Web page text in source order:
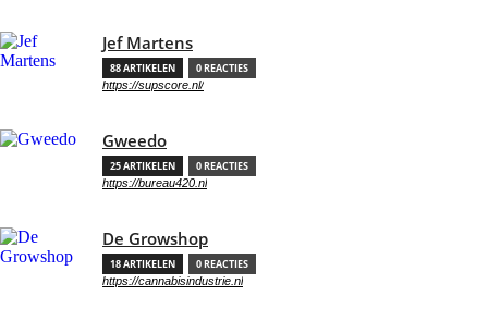
Jef Martens
88 ARTIKELEN 0 REACTIES
https://supscore.nl/
Gweedo
25 ARTIKELEN 0 REACTIES
https://bureau420.nl
De Growshop
18 ARTIKELEN 0 REACTIES
https://cannabisindustrie.nl